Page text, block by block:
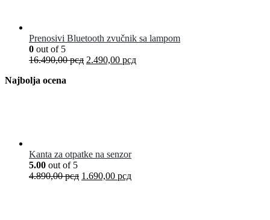
Prenosivi Bluetooth zvučnik sa lampom
0 out of 5
16.490,00рсд 2.490,00 рсд
Najbolja ocena
Kanta za otpatke na senzor
5.00 out of 5
4.890,00рсд 1.690,00 рсд